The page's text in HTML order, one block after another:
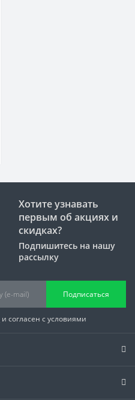
Хотите узнавать
первым об акциях и
скидках?
Подпишитесь на нашу
рассылку
Подписаться
и согласен с условиями